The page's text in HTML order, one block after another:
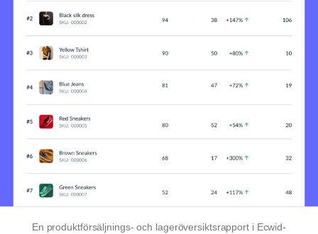
En produktförsäljnings- och lageröversiktsrapport i Ecwid-